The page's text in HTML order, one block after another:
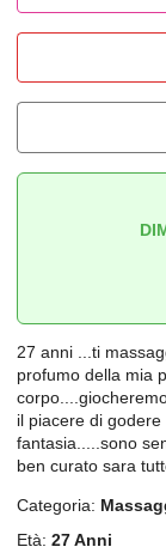
27 anni ...ti
profumo della mia
il piacere di
fantasia.....sono
ben curato sara
Categoria:
Età: 27 Anni